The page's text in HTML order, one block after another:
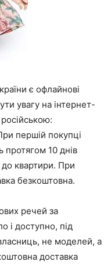
є офлайнові
увагу на інтернет-
першій покупці
протягом 10 днів
до квартири. При
безкоштовна.
речей за
і доступно, під
не моделей, а
доставка